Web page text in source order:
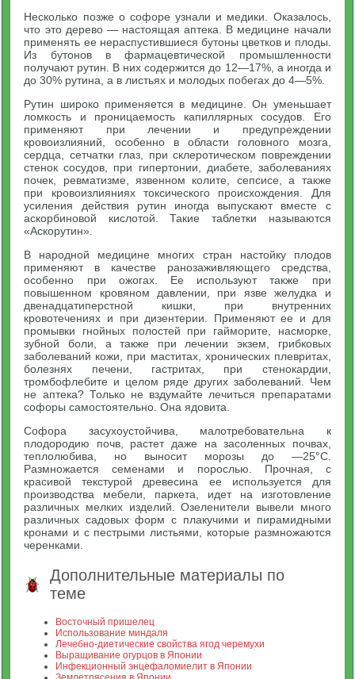
Несколько позже о софоре узнали и медики. Оказалось,
что это дерево — настоящая аптека. В медицине начали
применять ее нераспустившиеся бутоны цветков и плоды.
Из бутонов в фармацевтической промышленности
получают рутин. В них содержится до 12—17%, а иногда и
до 30% рутина, а в листьях и молодых побегах до 4—5%.
Рутин широко применяется в медицине. Он уменьшает
ломкость и проницаемость капиллярных сосудов. Его
применяют при лечении и предупреждении
кровоизлияний, особенно в области головного мозга,
сердца, сетчатки глаз, при склеротическом повреждении
стенок сосудов, при гипертонии, диабете, заболеваниях
почек, ревматизме, язвенном колите, сепсисе, а также
при кровоизлияниях токсического происхождения. Для
усиления действия рутин иногда выпускают вместе с
аскорбиновой кислотой. Такие таблетки называются
«Аскорутин».
В народной медицине многих стран настойку плодов
применяют в качестве ранозаживляющего средства,
особенно при ожогах. Ее используют также при
повышенном кровяном давлении, при язве желудка и
двенадцатиперстной кишки, при внутренних
кровотечениях и при дизентерии. Применяют ее и для
промывки гнойных полостей при гайморите, насморке,
зубной боли, а также при лечении экзем, грибковых
заболеваний кожи, при маститах, хронических плевритах,
болезнях печени, гастритах, при стенокардии,
тромбофлебите и целом ряде других заболеваний. Чем
не аптека? Только не вздумайте лечиться препаратами
софоры самостоятельно. Она ядовита.
Софора засухоустойчива, малотребовательна к
плодородию почв, растет даже на засоленных почвах,
теплолюбива, но выносит морозы до —25°С.
Размножается семенами и порослью. Прочная, с
красивой текстурой древесина ее используется для
производства мебели, паркета, идет на изготовление
различных мелких изделий. Озеленители вывели много
различных садовых форм с плакучими и пирамидными
кронами и с пестрыми листьями, которые размножаются
черенками.
Дополнительные материалы по
теме
Восточный пришелец
Использование миндаля
Лечебно-диетические свойства ягод черемухи
Выращивание огурцов в Японии
Инфекционный энцефаломиелит в Японии